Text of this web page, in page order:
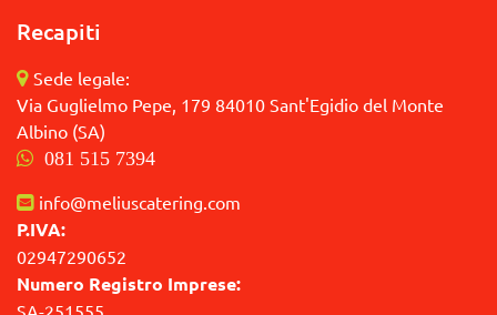
Recapiti
Sede legale:
Via Guglielmo Pepe, 179 84010 Sant'Egidio del Monte
Albino (SA)
081 515 7394
info@meliuscatering.com
P.IVA:
02947290652
Numero Registro Imprese: